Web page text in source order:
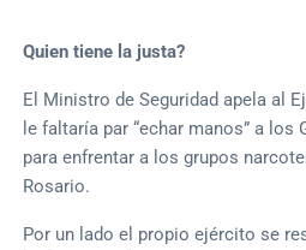
Quien tiene la justa?
El Ministro de Seguridad apela al
le faltaría par “echar manos” a los
para enfrentar a los grupos
Rosario.
Por un lado el propio ejército se